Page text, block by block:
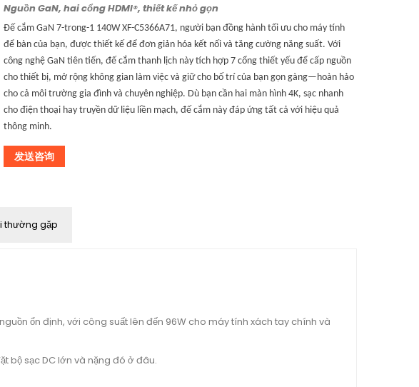
Nguồn GaN, hai cổng HDMI®, thiết kế nhỏ gọn
Đế cắm GaN 7-trong-1 140W XF-C5366A71, người bạn đồng hành tối ưu cho máy tính
để bàn của bạn, được thiết kế để đơn giản hóa kết nối và tăng cường năng suất. Với
công nghệ GaN tiên tiến, đế cắm thanh lịch này tích hợp 7 cổng thiết yếu để cấp nguồn
cho thiết bị, mở rộng không gian làm việc và giữ cho bố trí của bạn gọn gàng—hoàn hảo
cho cả môi trường gia đình và chuyên nghiệp. Dù bạn cần hai màn hình 4K, sạc nhanh
cho điện thoại hay truyền dữ liệu liền mạch, đế cắm này đáp ứng tất cả với hiệu quả
thông minh.
发送咨询
thường gặp
ổn định, với công suất lên đến 96W cho máy tính xách tay chính và
bộ sạc DC lớn và nặng đó ở đâu.